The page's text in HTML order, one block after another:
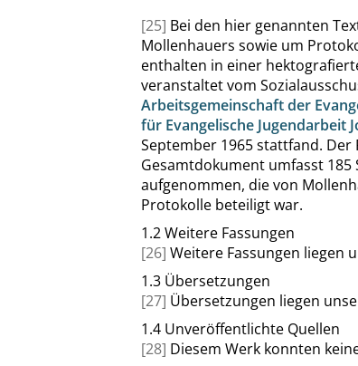
[25] Bei den hier genannten
Mollenhauers sowie um
enthalten in einer
veranstaltet vom
Arbeitsgemeinschaft der
für Evangelische Jugendarbeit
September 1965 stattfand.
Gesamtdokument umfasst 185
aufgenommen, die von
Protokolle beteiligt war.
1.2Weitere Fassungen
[26] Weitere Fassungen liegen
1.3 Übersetzungen
[27] Übersetzungen liegen
1.4 Unveröffentlichte Quellen
[28] Diesem Werk konnten